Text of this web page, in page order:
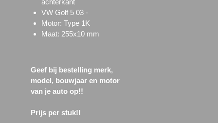
achterkant
VW Golf 5 03 -
Motor: Type 1K
Maat: 255x10 mm
Geef bij bestelling merk,
model, bouwjaar en motor
van je auto op!!
Prijs per stuk!!